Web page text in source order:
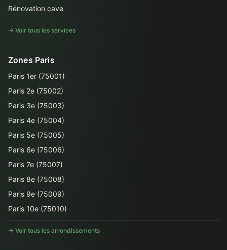
Rénovation cave
→ Voir tous les services
Zones Paris
Paris 1er (75001)
Paris 2e (75002)
Paris 3e (75003)
Paris 4e (75004)
Paris 5e (75005)
Paris 6e (75006)
Paris 7e (75007)
Paris 8e (75008)
Paris 9e (75009)
Paris 10e (75010)
→ Voir tous les arrondissements